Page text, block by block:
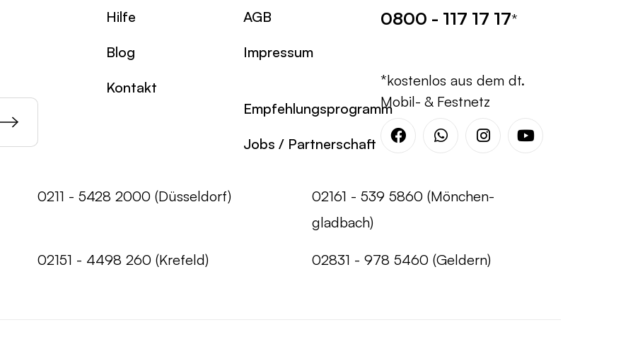
Hilfe
Blog
Kontakt
AGB
Impressum
Empfehlungsprogramm
Jobs / Partnerschaft
0800 - 117 17 17*
*kostenlos aus dem dt.
Mobil- & Festnetz
FacebookWhatsappInstagramYoutube
0211 - 5428 2000 (Düsseldorf)
02161 - 539 5860 (Mönchen-
gladbach)
02151 - 4498 260 (Krefeld) 02831 - 978 5460 (Geldern)